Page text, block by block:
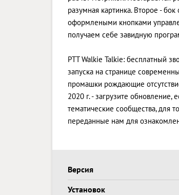
разумная картинка. Второе -
оформлеными кнопками
получаем себе завидную
PTT Walkie Talkie: бесплатный
запуска на странице
промашки рождающие
2020 г. - загрузите
тематические сообщества, для
переданные нам для
Версия
Установок